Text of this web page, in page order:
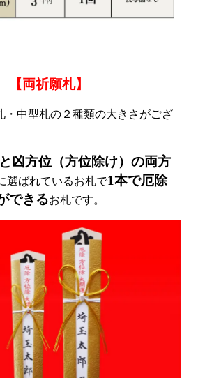
【両祈願札】
・中型札の２種類の大きさがござ
凶方位（方位除け）の両方
選ばれているお札で1本で厄除
できるお札です。